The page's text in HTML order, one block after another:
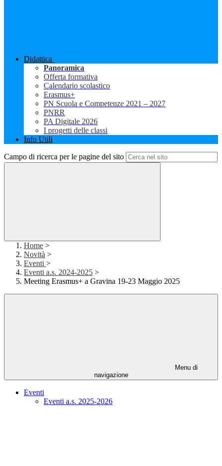
Didattica
Panoramica
Offerta formativa
Calendario scolastico
Erasmus+
PN Scuola e Competenze 2021 – 2027
PNRR
PA Digitale 2026
I progetti delle classi
Info Utili
Campo di ricerca per le pagine del sito
Home >
Novità >
Eventi >
Eventi a.s. 2024-2025 >
Meeting Erasmus+ a Gravina 19-23 Maggio 2025
Menu di
navigazione
Eventi
Eventi a.s. 2025-2026